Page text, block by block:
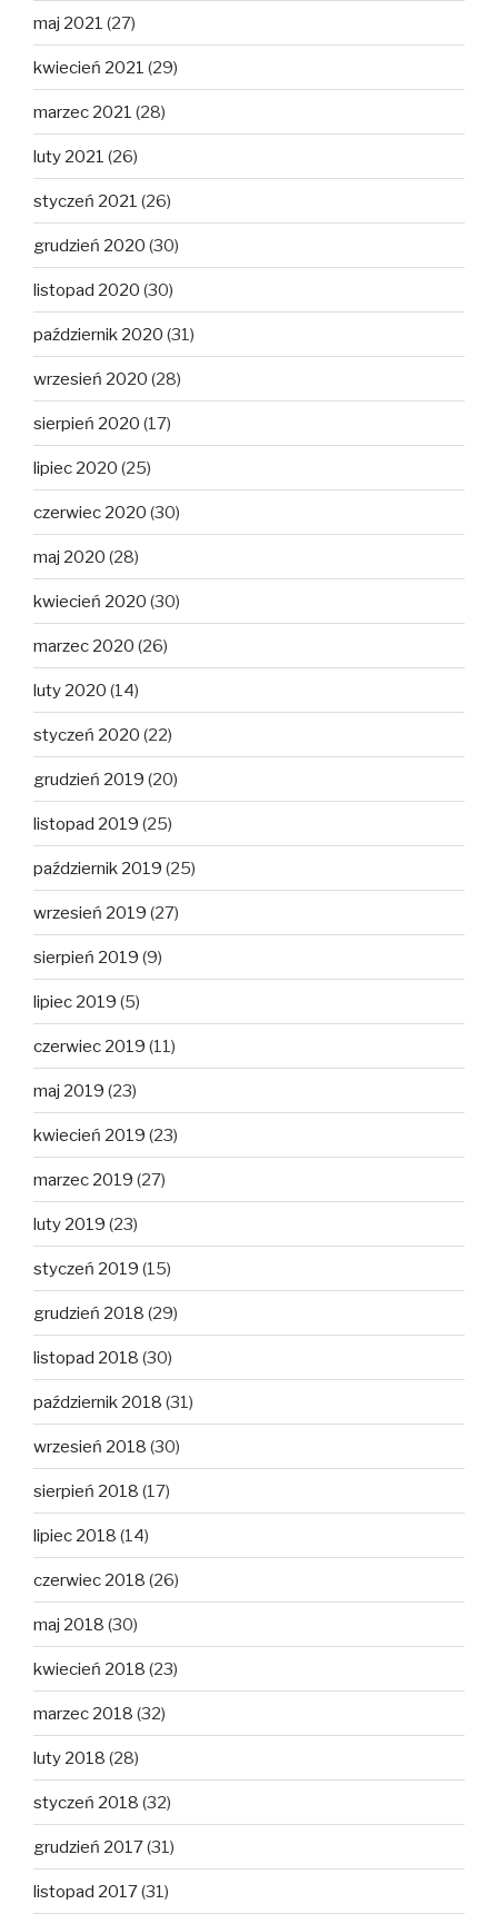
maj 2021 (27)
kwiecień 2021 (29)
marzec 2021 (28)
luty 2021 (26)
styczeń 2021 (26)
grudzień 2020 (30)
listopad 2020 (30)
październik 2020 (31)
wrzesień 2020 (28)
sierpień 2020 (17)
lipiec 2020 (25)
czerwiec 2020 (30)
maj 2020 (28)
kwiecień 2020 (30)
marzec 2020 (26)
luty 2020 (14)
styczeń 2020 (22)
grudzień 2019 (20)
listopad 2019 (25)
październik 2019 (25)
wrzesień 2019 (27)
sierpień 2019 (9)
lipiec 2019 (5)
czerwiec 2019 (11)
maj 2019 (23)
kwiecień 2019 (23)
marzec 2019 (27)
luty 2019 (23)
styczeń 2019 (15)
grudzień 2018 (29)
listopad 2018 (30)
październik 2018 (31)
wrzesień 2018 (30)
sierpień 2018 (17)
lipiec 2018 (14)
czerwiec 2018 (26)
maj 2018 (30)
kwiecień 2018 (23)
marzec 2018 (32)
luty 2018 (28)
styczeń 2018 (32)
grudzień 2017(31)
listopad 2017(31)